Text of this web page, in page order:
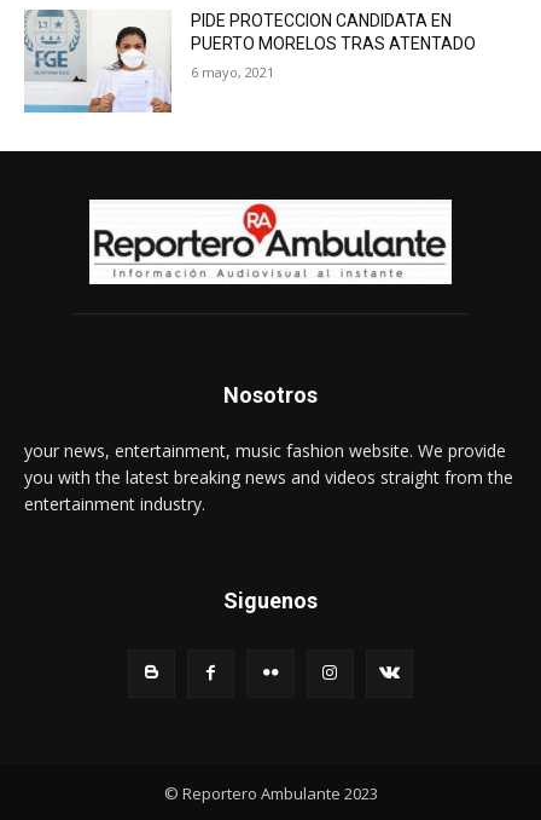
PIDE PROTECCION CANDIDATA EN
PUERTO MORELOS TRAS ATENTADO
6 mayo, 2021
Nosotros
your news, entertainment, music fashion website. We provide
you with the latest breaking news and videos straight from the
entertainment industry.
Siguenos
© Reportero Ambulante 2023